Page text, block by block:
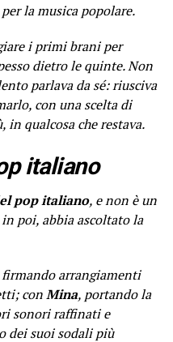
la musica popolare.
i primi brani per
dietro le quinte. Non
parlava da sé: riusciva
con una scelta di
qualcosa che restava.
italiano
pop italiano, e non è un
poi, abbia ascoltato la
arrangiamenti
conMina, portando la
sonori raffinati e
dei suoi sodali più